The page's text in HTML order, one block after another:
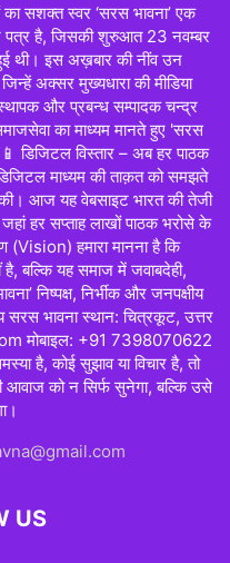
सशक्त स्वर ‘सरस भावना’ एक
पत्र है, जिसकी शुरुआत 23 नवम्बर
थी। इस अख़बार की नींव उन
अक्सर मुख्यधारा की मीडिया
और प्रबन्ध सम्पादक चन्द्र
का माध्यम मानते हुए 'सरस
डिजिटल विस्तार – अब हर पाठक
माध्यम की ताक़त को समझते
आज यह वेबसाइट भारत की तेजी
हर सप्ताह लाखों पाठक भरोसे के
(Vision) हमारा मानना है कि
है, बल्कि यह समाज में जवाबदेही,
निष्पक्ष, निर्भीक और जनपक्षीय
सरस भावना स्थान: चित्रकूट, उत्तर
मोबाइल: +91 7398070622
है, कोई सुझाव या विचार है, तो
को न सिर्फ सुनेगा, बल्कि उसे
US